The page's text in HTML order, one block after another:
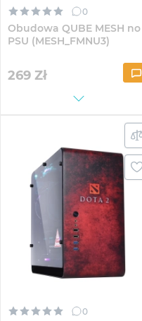
0
Obudowa QUBE MESH no
PSU (MESH_FMNU3)
269 Zł
0